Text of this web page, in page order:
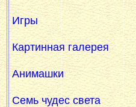
Игры
Картинная галерея
Анимашки
Семь чудес света